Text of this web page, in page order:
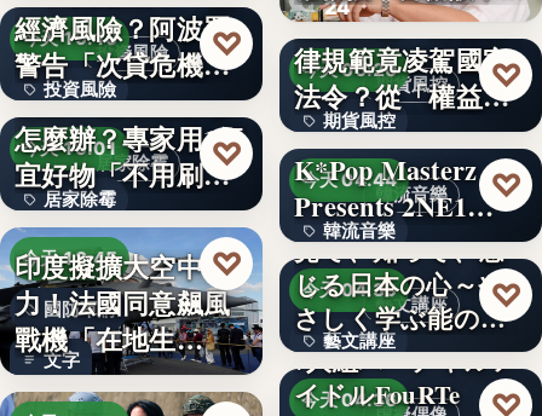
文字
投資風險
今天 19:10
投資風險
文字
經濟風險？阿波羅
警告「次貸危機
式」逆轉…
♡
居家除霉
今天 19:01
居家除霉
文字
牆壁反覆潮濕發霉
怎麼辦？專家用1便
宜好物「不用刷清
除陳年…
♡
今天 18:45
國防軍購
文字
印度擬擴大空中戰
力！法國同意飆風
戰機「在地生
產」，機隊規…
♡
24
通…
期貨風控
今天 06:20
期貨風控
文字
觀點投書：公會自
律規範竟凌駕國家
法令？從「權益
數」定義看…
♡
韓流音樂
今天 04:44
韓流音樂
文字
K*Pop Masterz
Presents 2NE1…
♡
藝文講座
今天 04:39
藝文講座
1,000円
見て、知って、感
じる日本の心～や
さしく学ぶ能の世
界へ
♡
今天 04:36
7人組バーチャルア
イドルFouRTe
♡